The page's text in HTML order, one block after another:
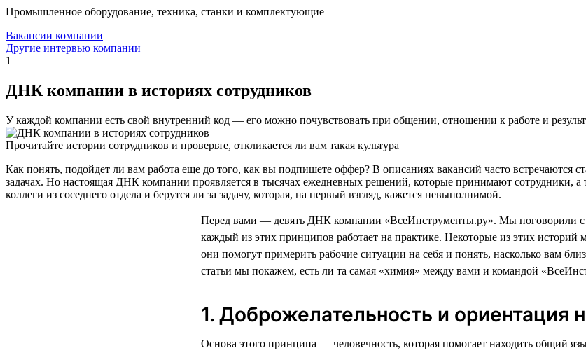
Промышленное оборудование, техника, станки и комплектующие
Вакансии компании
Другие интервью компании
1
ДНК компании в историях сотрудников
У каждой компании есть свой внутренний код — его можно почувствовать при общении, отношении к работе и
Прочитайте истории сотрудников и проверьте, откликается ли вам такая культура
Как понять, подойдет ли вам работа еще до того, как вы подпишете оффер? В описаниях вакансий часто
задачах. Но настоящая ДНК компании проявляется в тысячах ежедневных решений, которые принимают сотрудники,
коллеги из соседнего отдела и берутся ли за задачу, которая, на первый взгляд, кажется невыполнимой.
Перед вами — девять ДНК компании «ВсеИнструменты.ру». Мы поговорили с
каждый из этих принципов работает на практике. Некоторые из этих
они помогут примерить рабочие ситуации на себя и понять, насколько вам
статьи мы покажем, есть ли та самая «химия» между вами и командой
1. Доброжелательность и ориентация
Основа этого принципа — человечность, которая помогает находить общий